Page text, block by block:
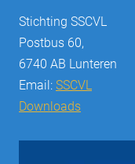
Stichting SSCVL
Postbus 60,
6740 AB Lunteren
Email: SSCVL
Downloads